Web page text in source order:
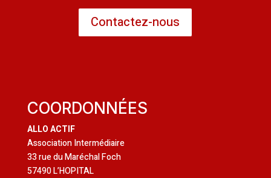
Contactez-nous
COORDONNÉES
ALLO ACTIF
Association Intermédiaire
33 rue du Maréchal Foch
57490 L’HOPITAL